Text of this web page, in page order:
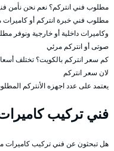
مطلوب فني انتركم؟ نعم نحن نأمن
مطلوب فني خبرة انتركم أو كاميرات
وكاميرات داخلية أو خارجية ونوفر
صوتى أو انتركم مرئي
كم سعر انتركم بالكويت؟ تختلف
لان سعر انتركم
يعتمد على عدد اجهزه الأنتركم
فني تركيب
هل تبحثون عن فني تركيب كاميرات